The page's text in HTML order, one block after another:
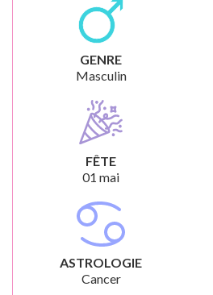
GENRE
Masculin
FÊTE
01 mai
ASTROLOGIE
Cancer